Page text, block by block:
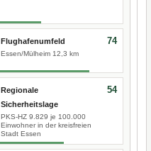
Flughafenumfeld
Essen/Mülheim 12,3 km
74
Regionale
Sicherheitslage
PKS-HZ 9.829 je 100.000
Einwohner in der kreisfreien
Stadt Essen
54